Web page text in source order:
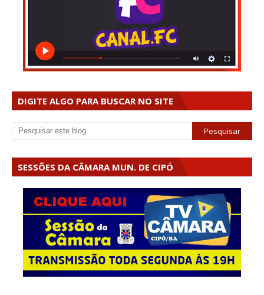
DIGITE ALGO PARA BUSCAR NO SITE
SESSÕES DA CÂMARA MUN. DE CIPÓ